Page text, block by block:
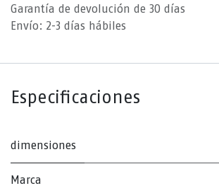
Garantía de devolución de 30 días
Envío: 2-3 días hábiles
Especificaciones
dimensiones
Marca